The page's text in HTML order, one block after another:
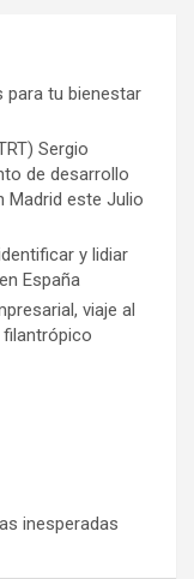
para tu bienestar
Sergio
de desarrollo
Madrid este Julio
y lidiar
España
viaje al
inesperadas